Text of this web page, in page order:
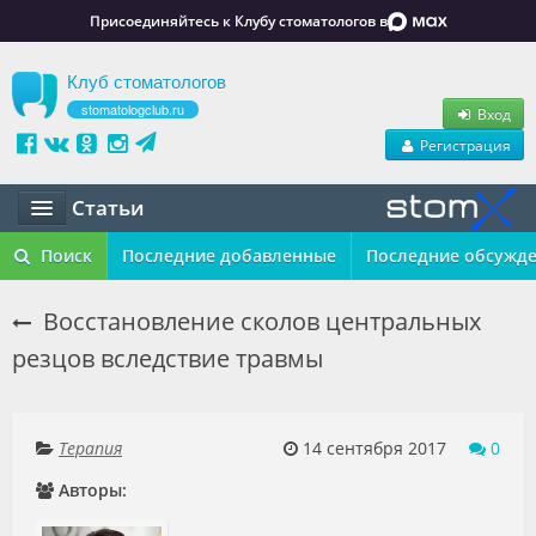
Присоединяйтесь к Клубу стоматологов в
Клуб стоматологов
stomatologclub.ru
Вход
Регистрация
Статьи
Статьи
Обучение
Резюме
Объявления
Поиск Последние добавленные Последние
Восстановление сколов центральных
резцов вследствие травмы
Терапия 14 сентября 2017
0
Авторы: